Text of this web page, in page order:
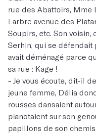
rue des Abattoirs, Mme
Larbre avenue des
Soupirs, etc. Son
Serhin, qui se défendait
avait déménagé parce
sa rue : Kage !
- Je vous écoute, dit-il
jeune femme, Délia
rousses dansaient
pianotaient sur son
papillons de son